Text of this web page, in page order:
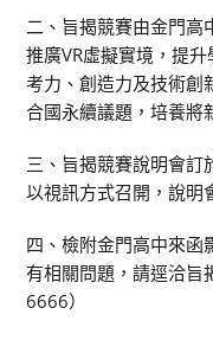
二、旨揭競賽由金門高
推廣VR虛擬實境，提
考力、創造力及技術創
合國永續議題，培養將
三、旨揭競賽說明會
以視訊方式召開，說明
四、檢附金門高中來函
有相關問題，請逕洽
6666）